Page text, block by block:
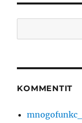
KOMMENTIT